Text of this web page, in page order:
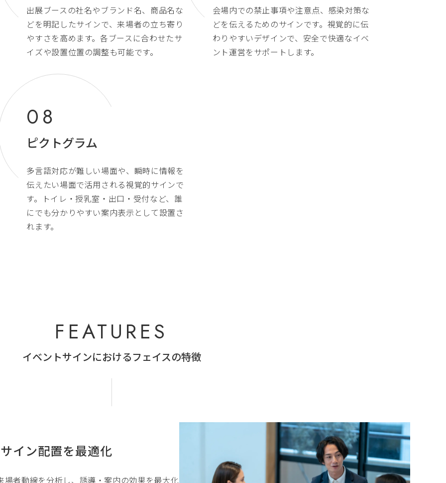
出展ブースの社名やブランド名、商品名な
どを明記したサインで、来場者の立ち寄り
やすさを高めます。各ブースに合わせたサ
イズや設置位置の調整も可能です。
会場内での禁止事項や注意点、感染対策な
どを伝えるためのサインです。視覚的に伝
わりやすいデザインで、安全で快適なイベ
ント運営をサポートします。
ピクトグラム
多言語対応が難しい場面や、瞬時に情報を
伝えたい場面で活用される視覚的サインで
す。トイレ・授乳室・出口・受付など、誰
にでも分かりやすい案内表示として設置さ
れます。
FEATURES
イベントサインにおけるフェイスの特徴
イン配置を最適化
者動線を分析し、誘導・案内の効果を最大化